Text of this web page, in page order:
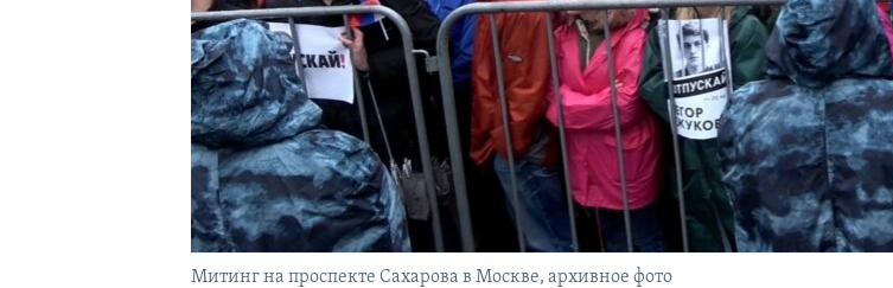
Митинг на проспекте Сахарова в Москве, архивное фото